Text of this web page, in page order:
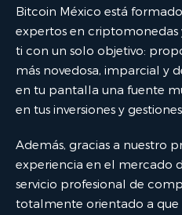
Bitcoin México está
expertos en
ti con un solo objetivo:
más novedosa, imparcial y
en tu pantalla una fuente
en tus inversiones y
Además, gracias a nuestro
experiencia en el mercado
servicio profesional de
totalmente orientado a que